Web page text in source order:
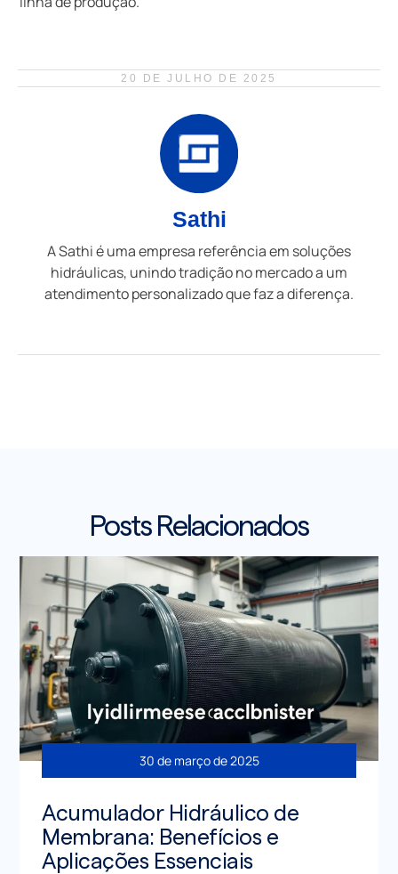
20 DE JULHO DE 2025
Sathi
A Sathi é uma empresa referência em soluções
hidráulicas, unindo tradição no mercado a um
atendimento personalizado que faz a diferença.
Posts Relacionados
30 de março de 2025
Acumulador Hidráulico de
Membrana: Benefícios e
Aplicações Essenciais